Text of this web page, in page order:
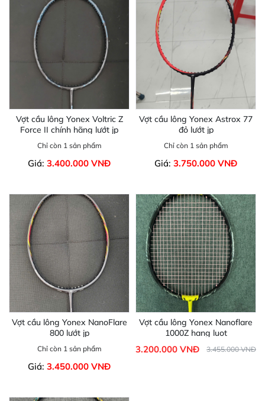
Vợt cầu lông Yonex Voltric Z
Force II chính hãng lướt jp
Chỉ còn 1 sản phẩm
Giá: 3.400.000 VNĐ
Vợt cầu lông Yonex Astrox 77
đỏ lướt jp
Chỉ còn 1 sản phẩm
Giá: 3.750.000 VNĐ
Vợt cầu lông Yonex NanoFlare
800 lướt jp
Chỉ còn 1 sản phẩm
Giá: 3.450.000 VNĐ
Vợt cầu lông Yonex Nanoflare
1000Z hang luot
3.200.000 VNĐ 3.455.000 VNĐ